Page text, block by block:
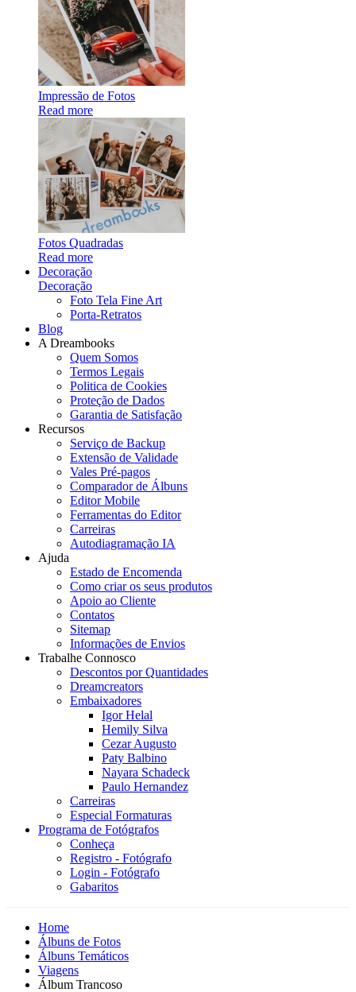
Impressão de Fotos
Read more
Fotos Quadradas
Read more
Decoração
Decoração
Foto Tela Fine Art
Porta-Retratos
Blog
A Dreambooks
Quem Somos
Termos Legais
Politica de Cookies
Proteção de Dados
Garantia de Satisfação
Recursos
Serviço de Backup
Extensão de Validade
Vales Pré-pagos
Comparador de Álbuns
Editor Mobile
Ferramentas do Editor
Carreiras
Autodiagramação IA
Ajuda
Estado de Encomenda
Como criar os seus produtos
Apoio ao Cliente
Contatos
Sitemap
Informações de Envios
Trabalhe Connosco
Descontos por Quantidades
Dreamcreators
Embaixadores
Igor Helal
Hemily Silva
Cezar Augusto
Paty Balbino
Nayara Schadeck
Paulo Hernandez
Carreiras
Especial Formaturas
Programa de Fotógrafos
Conheça
Registro - Fotógrafo
Login - Fotógrafo
Gabaritos
Home
Álbuns de Fotos
Álbuns Temáticos
Viagens
Álbum Trancoso